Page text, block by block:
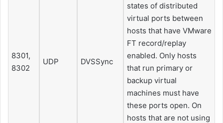
8301,
8302
UDP DVSSync
states of distributed
virtual ports between
hosts that have VMware
FT record/replay
enabled. Only hosts
that run primary or
backup virtual
machines must have
these ports open. On
hosts that are not using